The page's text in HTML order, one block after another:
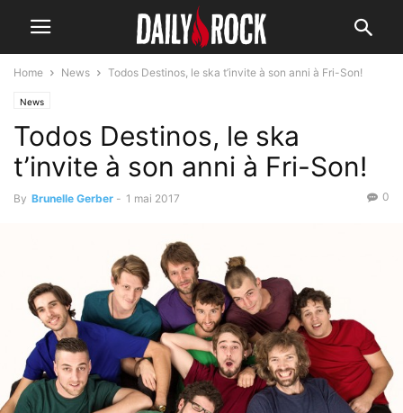
Home News Todos Destinos, le ska t’invite à son anni à Fri-Son!
News
Todos Destinos, le ska
t’invite à son anni à Fri-Son!
By Brunelle Gerber - 1 mai 2017 0